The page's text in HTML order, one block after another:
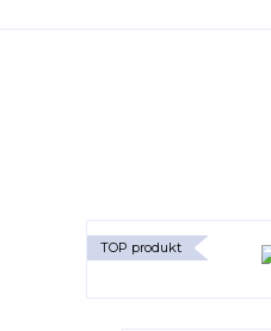
TOP produkt